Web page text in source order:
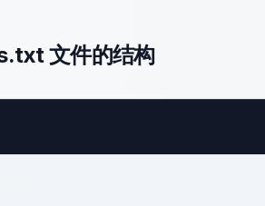
文件的结构